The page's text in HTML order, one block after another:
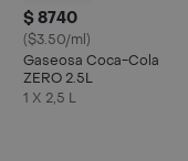
$ 8740
($3.50/ml)
Gaseosa Coca-Cola
ZERO 2.5L
1 X 2,5 L